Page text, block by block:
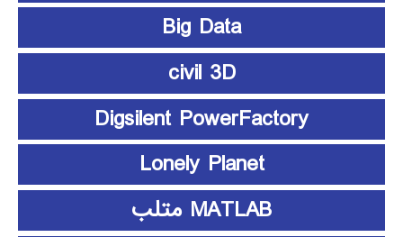
Big Data
civil 3D
Digsilent PowerFactory
Lonely Planet
MATLAB متلب